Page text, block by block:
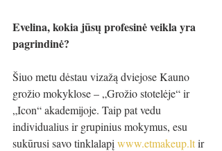
Evelina, kokia jūsų profesinė veikla yra
pagrindinė?
Šiuo metu dėstau vizažą dviejose Kauno
grožio mokyklose – „Grožio stotelėje“ ir
„Icon“ akademijoje. Taip pat vedu
individualius ir grupinius mokymus, esu
sukūrusi savo tinklalapį www.etmakeup.lt ir